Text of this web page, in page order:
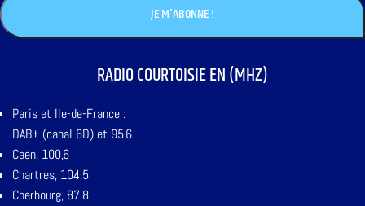
RADIO COURTOISIE EN (MHZ)
Paris et Ile-de-France :
DAB+ (canal 6D) et 95,6
Caen, 100,6
Chartres, 104,5
Cherbourg, 87,8